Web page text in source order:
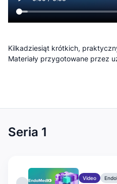
Kilkadziesiąt krótkich,
Materiały przygotowane przez
Seria 1
Video